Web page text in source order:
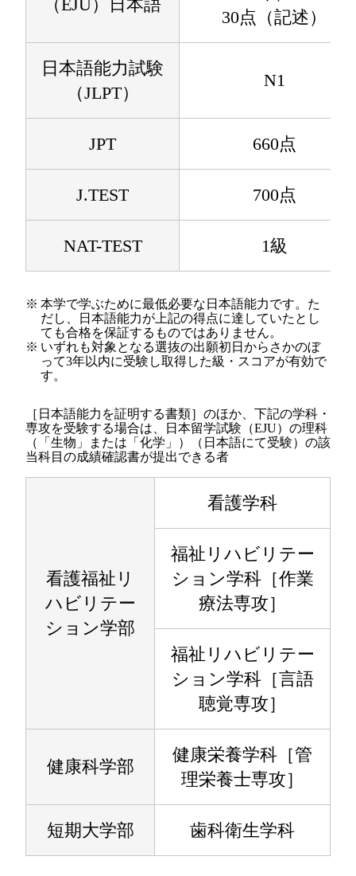
（EJU）日本語
30点（記述）
日本語能力試験
（JLPT）
N1
JPT 660点
J.TEST 700点
NAT-TEST 1級
※ 本学で学ぶために最低必要な日本語能力です。た
だし、日本語能力が上記の得点に達していたとし
ても合格を保証するものではありません。
※ いずれも対象となる選抜の出願初日からさかのぼ
って3年以内に受験し取得した級・スコアが有効で
す。
［日本語能力を証明する書類］のほか、下記の学科・
専攻を受験する場合は、日本留学試験（EJU）の理科
（「生物」または「化学」）（日本語にて受験）の該
当科目の成績確認書が提出できる者
看護福祉リ
ハビリテー
ション学部
看護学科
福祉リハビリテー
ション学科［作業
療法専攻］
福祉リハビリテー
ション学科［言語
聴覚専攻］
健康科学部
健康栄養学科［管
理栄養士専攻］
短期大学部 歯科衛生学科